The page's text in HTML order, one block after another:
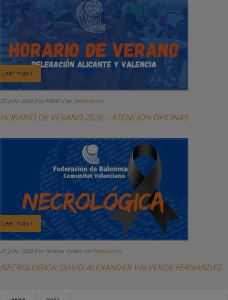
Leer más +
22 julio 2026 Por FBMCV en Federacion
HORARIO DE VERANO 2026 – ATENCIÓN OFICINAS
Leer más +
21 julio 2026 Por Andrea Valero en Federacion
NECROLÓGICA: DAVID ALEXANDER VALVERDE FERNÁNDEZ